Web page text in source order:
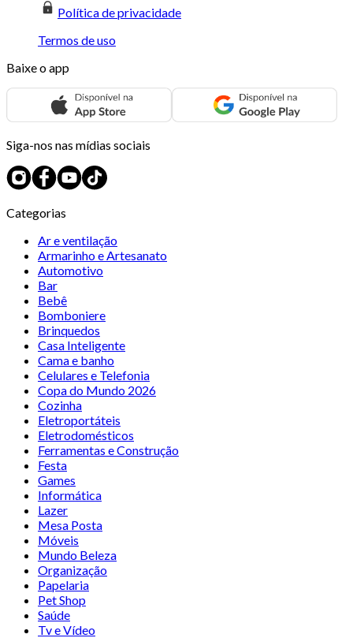
Política de privacidade
Termos de uso
Baixe o app
Siga-nos nas mídias sociais
Categorias
Ar e ventilação
Armarinho e Artesanato
Automotivo
Bar
Bebê
Bomboniere
Brinquedos
Casa Inteligente
Cama e banho
Celulares e Telefonia
Copa do Mundo 2026
Cozinha
Eletroportáteis
Eletrodomésticos
Ferramentas e Construção
Festa
Games
Informática
Lazer
Mesa Posta
Móveis
Mundo Beleza
Organização
Papelaria
Pet Shop
Saúde
Tv e Vídeo